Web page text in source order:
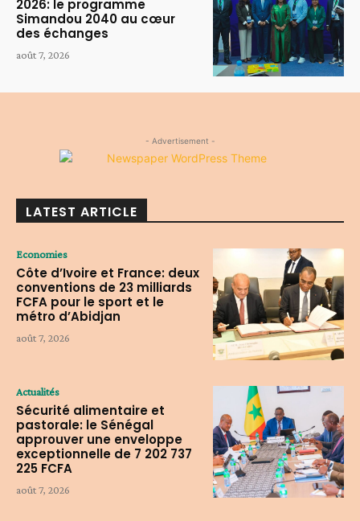
2026: le programme
Simandou 2040 au cœur
des échanges
août 7, 2026
- Advertisement -
LATEST ARTICLE
Economies
Côte d’Ivoire et France: deux
conventions de 23 milliards
FCFA pour le sport et le
métro d’Abidjan
août 7, 2026
Actualités
Sécurité alimentaire et
pastorale: le Sénégal
approuver une enveloppe
exceptionnelle de 7 202 737
225 FCFA
août 7, 2026